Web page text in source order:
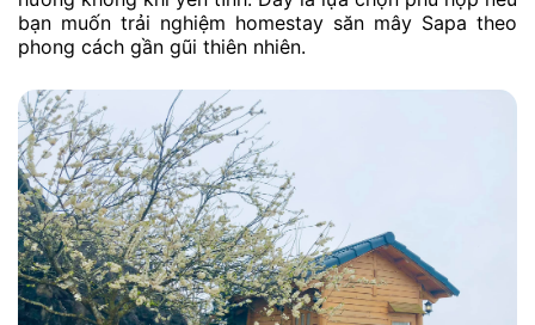
bạn muốn trải nghiệm homestay săn mây Sapa theo
phong cách gần gũi thiên nhiên.